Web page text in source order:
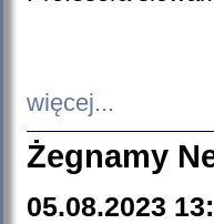
więcej...
Żegnamy
05.08.2023